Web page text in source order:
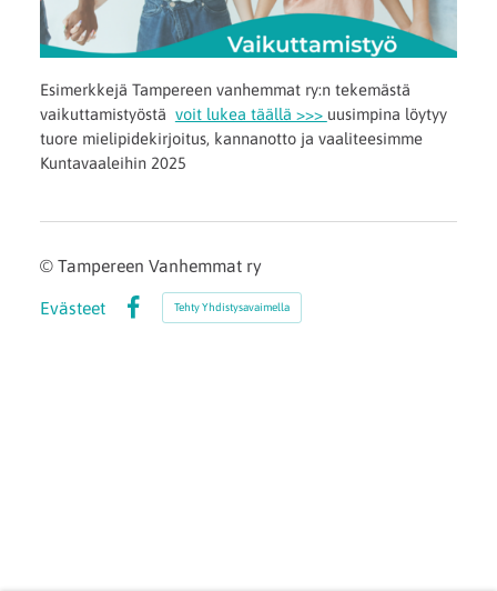
Esimerkkejä Tampereen vanhemmat ry:n tekemästä
vaikuttamistyöstä voit lukea täällä >>> uusimpina löytyy
tuore mielipidekirjoitus, kannanotto ja vaaliteesimme
Kuntavaaleihin 2025
© Tampereen Vanhemmat ry
Evästeet
Facebook
Tehty Yhdistysavaimella